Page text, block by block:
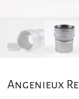
Angenieux